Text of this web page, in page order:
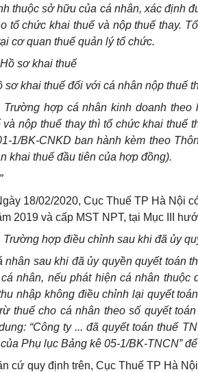
thuộc sở hữu của cá nhân, xác định
tổchức khai thuế và nộp thuế thay.
cơ quan thuế quản lý tổchức.
sơ khai thuế
sơ khai thuế đối với cá nhân nộp thuế
Trường hợp cá nhân kinh doanh theo
và nộp thuế thay thì tổ chức khai thuế
1/BK-CNKD ban hành kèm theo
khai thuế đầu tiên của hợp đồng).
18/02/2020, Cục Thuế TP Hà Nội
2019 và cấp MST NPT, tại Mục III
Trường hợp điều chỉnh sau khi đã ủy
nhân sau khi đã ủy quyền quyết toán
nhân, nếu phát hiện cá nhân thuộc
nhập không điềuchỉnh lại quyết
thuế cho cá nhân theo số quyết
“Công ty ... đã quyết toán thuế
Phụ lục Bảng kê 05-1/BK-TNCN”
cứ quy định trên, Cục Thuế TP Hà